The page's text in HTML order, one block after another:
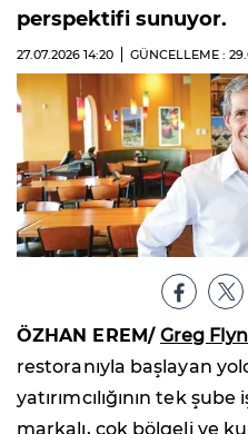
perspektifi sunuyor.
27.07.2026 14:20 GÜNCELLEME :
ÖZHAN EREM/ Greg
restoranıyla başlayan
yatırımcılığının tek
markalı, çok bölgeli ve